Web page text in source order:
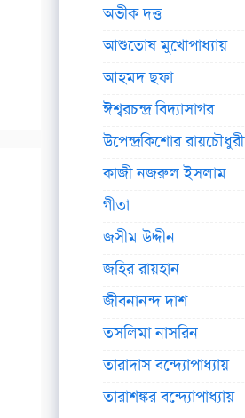
অভীক দত্ত
আশুতোষ মুখোপাধ্যায়
আহমদ ছফা
ঈশ্বরচন্দ্র বিদ্যাসাগর
উপেন্দ্রকিশোর রায়চৌধুরী
কাজী নজরুল ইসলাম
গীতা
জসীম উদ্দীন
জহির রায়হান
জীবনানন্দ দাশ
তসলিমা নাসরিন
তারাদাস বন্দ্যোপাধ্যায়
তারাশঙ্কর বন্দ্যোপাধ্যায়